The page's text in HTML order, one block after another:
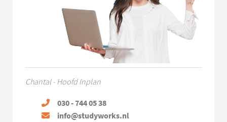
Chantal - Hoofd Inplan
030 - 744 05 38
info@studyworks.nl